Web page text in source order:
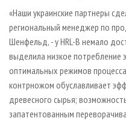
«Наши украинские партнеры
региональный менеджер по
Шенфельд, - у HRL-B немало
выделила низкое потребление
оптимальных режимов
контрножом обуславливает
древесного сырья;
запатентованным